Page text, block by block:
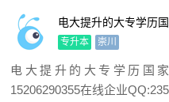
电大提升的大专学历
专升本 崇川
电大提升的大专学历国
15206290355在线企业